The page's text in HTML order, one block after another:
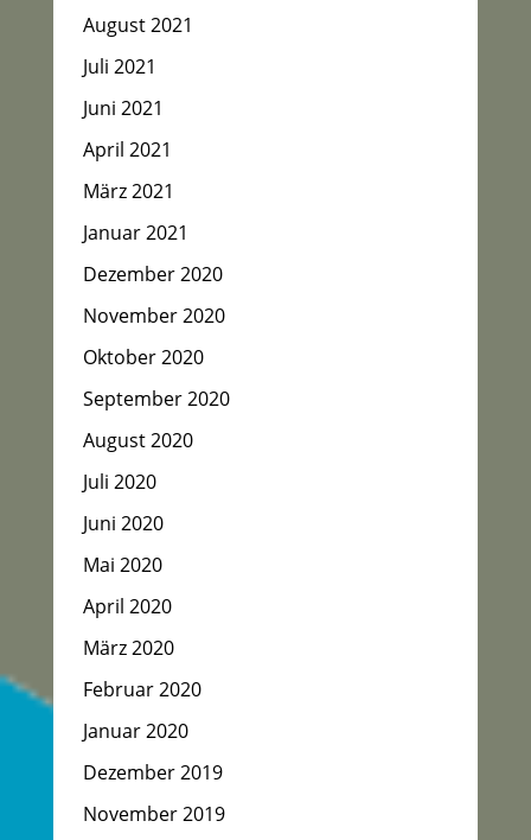
August 2021
Juli 2021
Juni 2021
April 2021
März 2021
Januar 2021
Dezember 2020
November 2020
Oktober 2020
September 2020
August 2020
Juli 2020
Juni 2020
Mai 2020
April 2020
März 2020
Februar 2020
Januar 2020
Dezember 2019
November 2019